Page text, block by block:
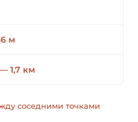
м
— 1,7 км
соседними точками